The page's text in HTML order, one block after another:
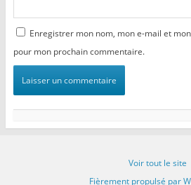
Enregistrer mon nom, mon e-mail et
pour mon prochain commentaire.
Voir tout le site
Fièrement propulsé par